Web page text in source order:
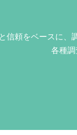
信頼をベースに、
各種